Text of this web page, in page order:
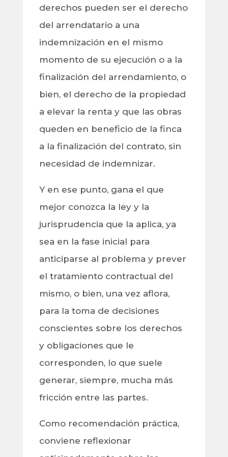
derechos pueden ser el derecho
del arrendatario a una
indemnización en el mismo
momento de su ejecución o a la
finalización del arrendamiento, o
bien, el derecho de la propiedad
a elevar la renta y que las obras
queden en beneficio de la finca
a la finalización del contrato, sin
necesidad de indemnizar.
Y en ese punto, gana el que
mejor conozca la ley y la
jurisprudencia que la aplica, ya
sea en la fase inicial para
anticiparse al problema y prever
el tratamiento contractual del
mismo, o bien, una vez aflora,
para la toma de decisiones
conscientes sobre los derechos
y obligaciones que le
corresponden, lo que suele
generar, siempre, mucha más
fricción entre las partes.
Como recomendación práctica,
conviene reflexionar